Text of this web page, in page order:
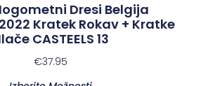
Dresi Belgija
Kratek Rokav + Kratke
CASTEELS 13
€37.95